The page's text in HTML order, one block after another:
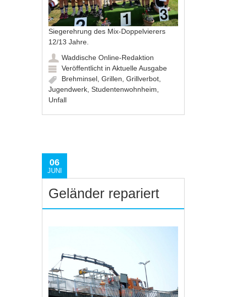
Siegerehrung des Mix-Doppelvierers
12/13 Jahre.
Waddische Online-Redaktion
Veröffentlicht inAktuelle Ausgabe
Brehminsel,Grillen,Grillverbot,
Jugendwerk,Studentenwohnheim,
Unfall
06
JUNI
Geländer repariert